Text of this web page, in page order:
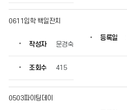
0611입학 백일잔치
작성자 문경숙
등록일
조회수 415
0503파이팅데이